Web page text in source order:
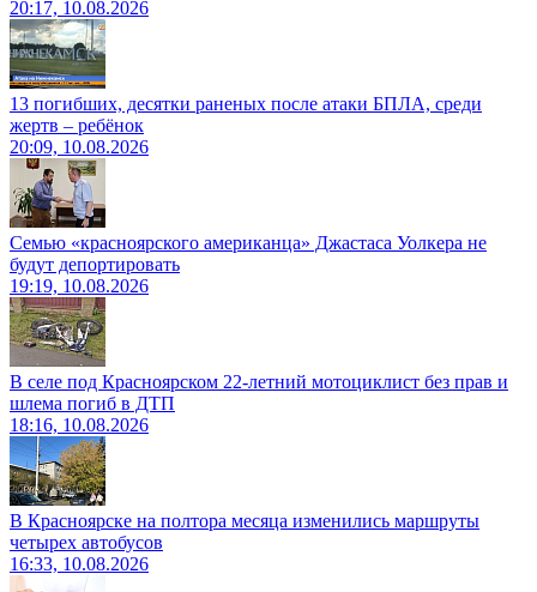
20:17, 10.08.2026
13 погибших, десятки раненых после атаки БПЛА, среди
жертв – ребёнок
20:09, 10.08.2026
Семью «красноярского американца» Джастаса Уолкера не
будут депортировать
19:19, 10.08.2026
В селе под Красноярском 22-летний мотоциклист без прав и
шлема погиб в ДТП
18:16, 10.08.2026
В Красноярске на полтора месяца изменились маршруты
четырех автобусов
16:33, 10.08.2026